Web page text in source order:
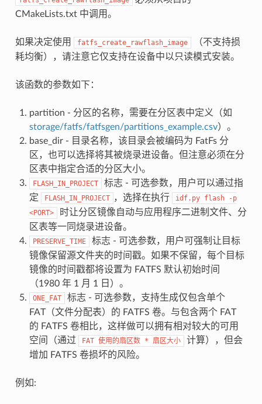
CMakeLists.txt 中调用。
如果决定使用 fatfs_create_rawflash_image
（不支持损
耗均衡），请注意它仅支持在设备中以只读模式安装。
该函数的参数如下：
partition - 分区的名称，需要在分区表中定义（如
storage/fatfs/fatfsgen/partitions_example.csv）。
base_dir - 目录名称，该目录会被编码为 FatFs 分
区，也可以选择将其被烧录进设备。但注意必须在分
区表中指定合适的分区大小。
FLASH_IN_PROJECT
标志 - 可选参数，用户可以通过指
定
FLASH_IN_PROJECT ，选择在执行 idf.py flash
-p
<PORT>
时让分区镜像自动与应用程序二进制文件、分
区表等一同烧录进设备。
PRESERVE_TIME
标志 - 可选参数，用户可强制让目标
镜像保留源文件夹的时间戳。如果不保留，每个目标
镜像的时间戳都将设置为 FATFS 默认初始时间
（1980 年 1 月 1 日）。
ONE_FAT
标志 - 可选参数，支持生成仅包含单个
FAT（文件分配表）的 FATFS 卷。与包含两个 FAT
的 FATFS 卷相比，这样做可以拥有相对较大的可用
空间（通过
FAT 使用的扇区数 * 扇区大小
计算），但会
增加 FATFS 卷损坏的风险。
例如: